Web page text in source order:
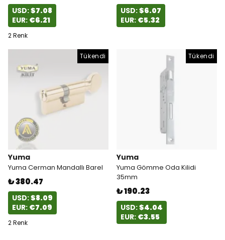
USD:$7.08
EUR: €6.21
2 Renk
USD:$6.07
EUR: €5.32
Tükendi
Yuma
Yuma Cerman Mandallı Barel
₺ 380.47
USD:$8.09
EUR: €7.09
2 Renk
Tükendi
Yuma
Yuma Gömme Oda Kilidi
35mm
₺ 190.23
USD:$4.04
EUR: €3.55